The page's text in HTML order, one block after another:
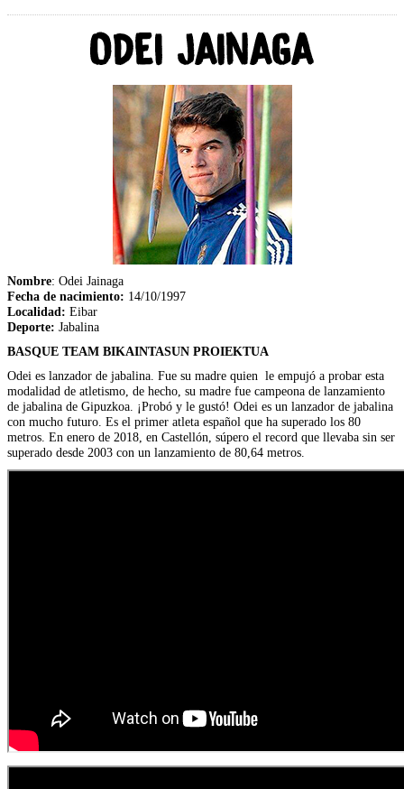
Nombre: Odei Jainaga
Fecha de nacimiento: 14/10/1997
Localidad: Eibar
Deporte: Jabalina
BASQUE TEAM BIKAINTASUN PROIEKTUA
Odei es lanzador de jabalina. Fue su madre quien le empujó a probar esta
modalidad de atletismo, de hecho, su madre fue campeona de lanzamiento
de jabalina de Gipuzkoa. ¡Probó y le gustó! Odei es un lanzador de jabalina
con mucho futuro. Es el primer atleta español que ha superado los 80
metros. En enero de 2018, en Castellón, súpero el record que llevaba sin ser
superado desde 2003 con un lanzamiento de 80,64 metros.